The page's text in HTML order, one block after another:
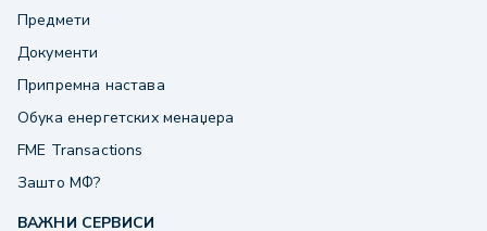
Предмети
Документи
Припремна настава
Обука енергетских менаџера
FME Transactions
Зашто МФ?
ВАЖНИ СЕРВИСИ